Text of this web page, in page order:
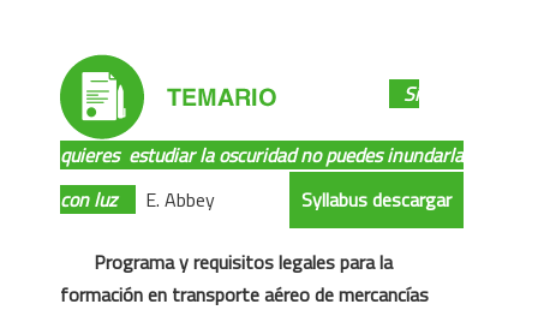
Si
quieres estudiar la oscuridad no puedes inundarla
con luz
E. Abbey Syllabus descargar
Programa y requisitos legales para la
formación en transporte aéreo de mercancías